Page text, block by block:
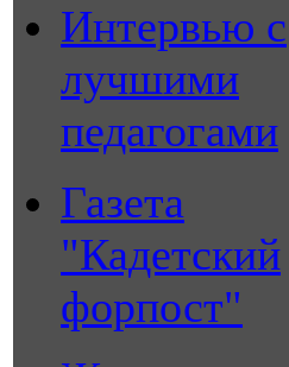
Интервью с
лучшими
педагогами
Газета
"Кадетский
форпост"